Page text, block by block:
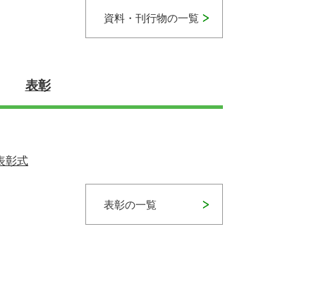
資料・刊行物の一覧
表彰
彰式
表彰の一覧